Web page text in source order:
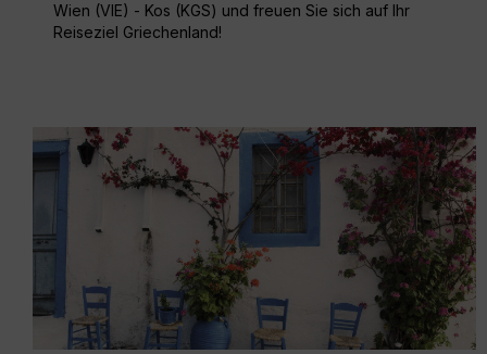
Wien (VIE) - Kos (KGS) und freuen Sie sich auf Ihr
Reiseziel Griechenland!